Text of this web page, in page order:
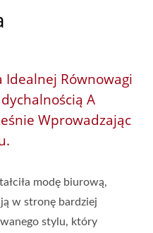
Idealnej Równowagi
A
Wprowadzając
modę biurową,
w stronę bardziej
stylu, który